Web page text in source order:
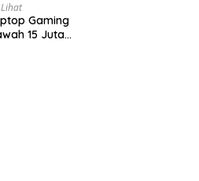
Gaming
15 Juta